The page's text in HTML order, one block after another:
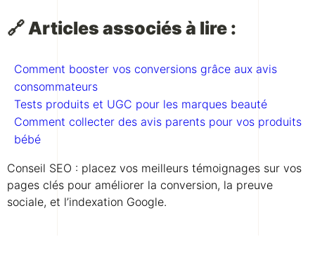
🔗 Articles associés à lire :
Comment booster vos conversions grâce aux avis
consommateurs
Tests produits et UGC pour les marques beauté
Comment collecter des avis parents pour vos produits
bébé
Conseil SEO : placez vos meilleurs témoignages sur vos
pages clés pour améliorer la conversion, la preuve
sociale, et l’indexation Google.